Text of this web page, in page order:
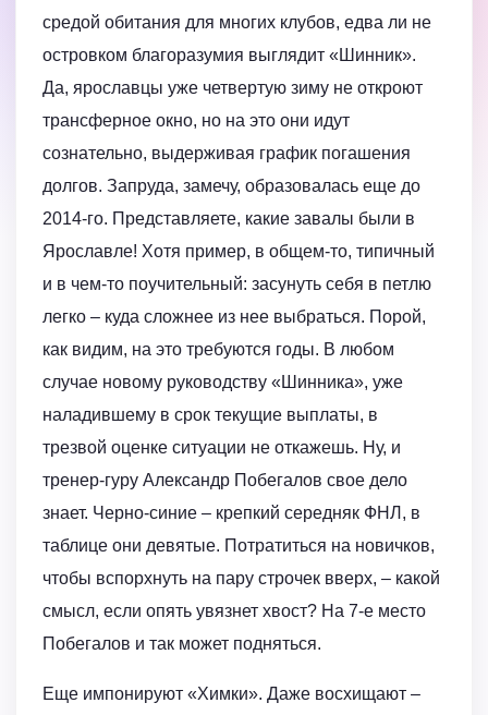
средой обитания для многих клубов, едва ли не
островком благоразумия выглядит «Шинник».
Да, ярославцы уже четвертую зиму не откроют
трансферное окно, но на это они идут
сознательно, выдерживая график погашения
долгов. Запруда, замечу, образовалась еще до
2014-го. Представляете, какие завалы были в
Ярославле! Хотя пример, в общем-то, типичный
и в чем-то поучительный: засунуть себя в петлю
легко – куда сложнее из нее выбраться. Порой,
как видим, на это требуются годы. В любом
случае новому руководству «Шинника», уже
наладившему в срок текущие выплаты, в
трезвой оценке ситуации не откажешь. Ну, и
тренер-гуру Александр Побегалов свое дело
знает. Черно-синие – крепкий середняк ФНЛ, в
таблице они девятые. Потратиться на новичков,
чтобы вспорхнуть на пару строчек вверх, – какой
смысл, если опять увязнет хвост? На 7-е место
Побегалов и так может подняться.
Еще импонируют «Химки». Даже восхищают –